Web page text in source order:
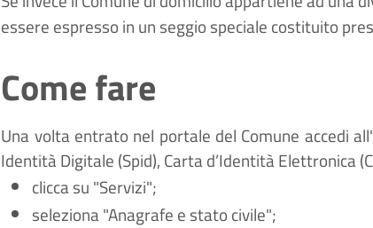
essere espresso in un seggio speciale costituito
Come fare
Una volta entrato nel portale del Comune accedi
Identità Digitale (Spid), Carta d’Identità Elettronica
clicca su "Servizi";
seleziona "Anagrafe e stato civile";